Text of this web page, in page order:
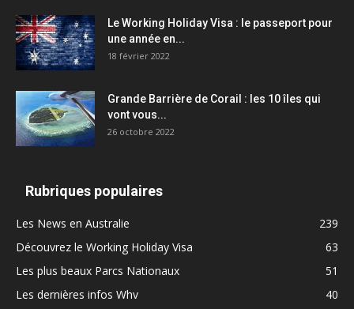
Le Working Holiday Visa : le passeport pour
une année en...
18 février 2022
Grande Barrière de Corail : les 10 îles qui
vont vous...
26 octobre 2022
Rubriques populaires
Les News en Australie
239
Découvrez le Working Holiday Visa
63
Les plus beaux Parcs Nationaux
51
Les dernières infos Whv
40